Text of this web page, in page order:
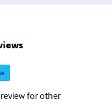
for other